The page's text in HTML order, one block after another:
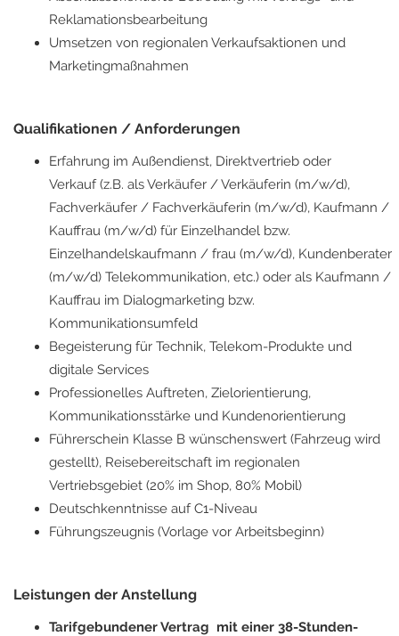
Reklamationsbearbeitung
Umsetzen von regionalen Verkaufsaktionen und
Marketingmaßnahmen
Qualifikationen / Anforderungen
Erfahrung im Außendienst, Direktvertrieb oder
Verkauf (z.B. als Verkäufer / Verkäuferin (m/w/d),
Fachverkäufer / Fachverkäuferin (m/w/d), Kaufmann /
Kauffrau (m/w/d) für Einzelhandel bzw.
Einzelhandelskaufmann / frau (m/w/d), Kundenberater
(m/w/d) Telekommunikation, etc.) oder als Kaufmann /
Kauffrau im Dialogmarketing bzw.
Kommunikationsumfeld
Begeisterung für Technik, Telekom-Produkte und
digitale Services
Professionelles Auftreten, Zielorientierung,
Kommunikationsstärke und Kundenorientierung
Führerschein Klasse B wünschenswert (Fahrzeug wird
gestellt), Reisebereitschaft im regionalen
Vertriebsgebiet (20% im Shop, 80% Mobil)
Deutschkenntnisse auf C1-Niveau
Führungszeugnis (Vorlage vor Arbeitsbeginn)
Leistungen der Anstellung
Tarifgebundener Vertrag mit einer 38-Stunden-